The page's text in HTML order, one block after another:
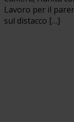
Lavoro per il
sul distacco […]